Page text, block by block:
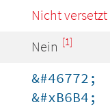
Nicht versetzt
Nein [1]
&#46772;
&#xB6B4;